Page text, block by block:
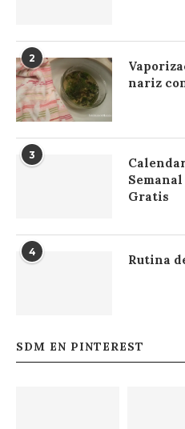
2
nariz
3
Gratis
4
Rutina
SDM EN PINTEREST